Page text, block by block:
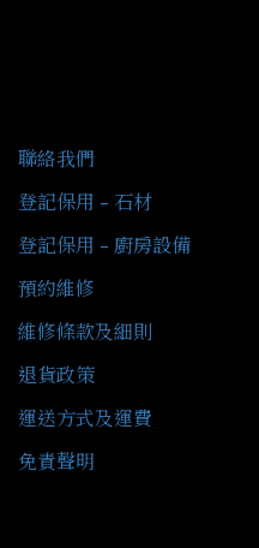
聯絡我們
登記保用 - 石材
登記保用 - 廚房設備
預約維修
維修條款及細則
退貨政策
運送方式及運費
免責聲明